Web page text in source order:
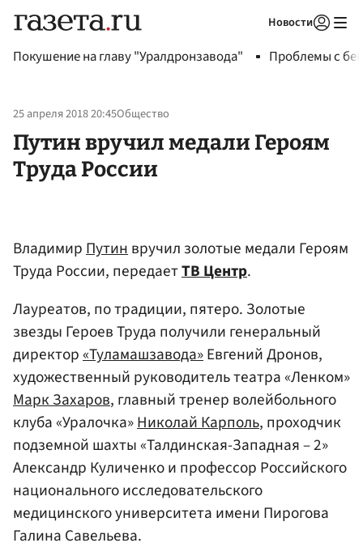
Новости
Покушение на главу "Уралдронзавода" Проблемы с
25 апреля 2018 20:45Общество
Путин вручил медали Героям
Труда России
ВладимирПутинвручил золотые медали Героям
Труда России, передаетТВ Центр.
Лауреатов, по традиции, пятеро. Золотые
звезды Героев Труда получили генеральный
директор«Туламашзавода»Евгений Дронов,
художественный руководитель театра «Ленком»
Марк Захаров, главный тренер волейбольного
клуба «Уралочка»Николай Карполь, проходчик
подземной шахты «Талдинская-Западная – 2»
Александр Куличенко и профессор Российского
национального исследовательского
медицинского университета имени Пирогова
Галина Савельева.